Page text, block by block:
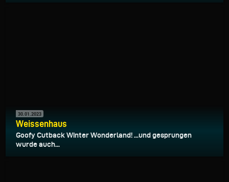
30.01.2023
Weissenhaus
Goofy Cutback Winter Wonderland! ...und gesprungen
wurde auch...